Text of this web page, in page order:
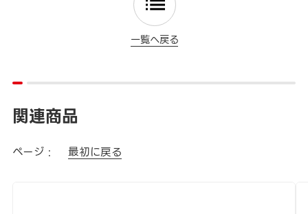
一覧へ戻る
関連商品
ページ : 最初に戻る